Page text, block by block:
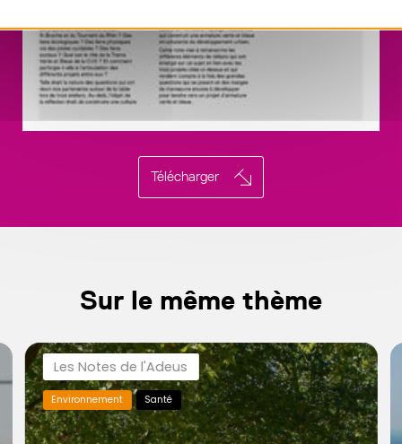
Télécharger
Sur le même thème
Les Notes de l'Adeus
Environnement Santé